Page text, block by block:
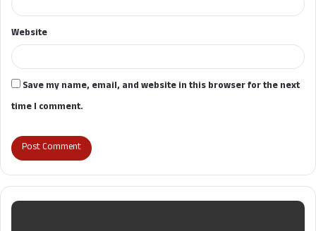
Website
Save my name, email, and website in this browser for the next
time I comment.